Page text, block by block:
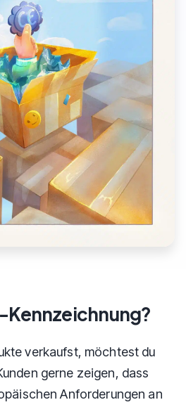
Kennzeichnung?
verkaufst, möchtest du
gerne zeigen, dass
Anforderungen an